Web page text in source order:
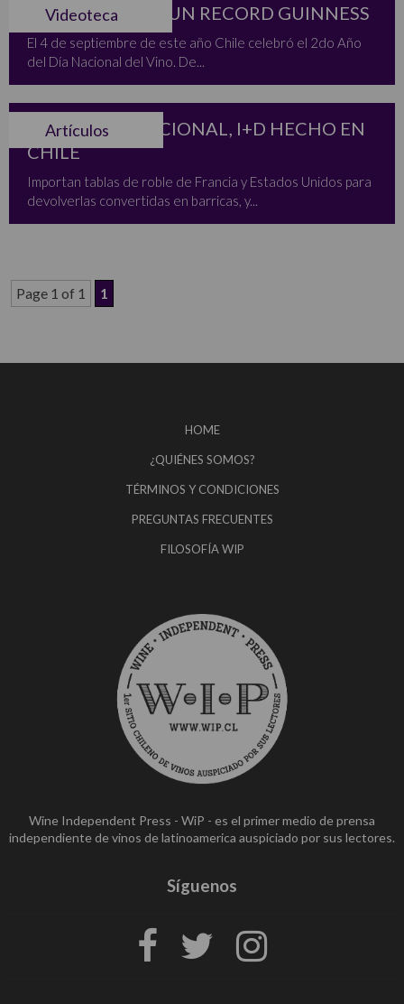
Videoteca
RECUERDOS DE UN RECORD GUINNESS
El 4 de septiembre de este año Chile celebró el 2do Año
del Día Nacional del Vino. De...
Artículos
TONELERÍA NACIONAL, I+D HECHO EN
CHILE
Importan tablas de roble de Francia y Estados Unidos para
devolverlas convertidas en barricas, y...
Page 1 of 1 1
HOME
¿QUIÉNES SOMOS?
TÉRMINOS Y CONDICIONES
PREGUNTAS FRECUENTES
FILOSOFÍA WIP
Wine Independent Press - WiP - es el primer medio de prensa
independiente de vinos de latinoamerica auspiciado por sus lectores.
Síguenos